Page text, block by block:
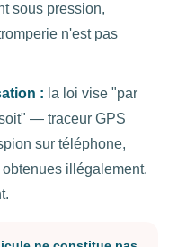
sous pression,
n'est pas
: la loi vise "par
— traceur GPS
sur téléphone,
illégalement.